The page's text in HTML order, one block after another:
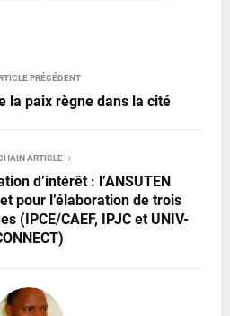
PRÉCÉDENT
la paix règne dans la cité
ARTICLE
d’intérêt : l’ANSUTEN
pour l’élaboration de trois
(IPCE/CAEF, IPJC et UNIV-